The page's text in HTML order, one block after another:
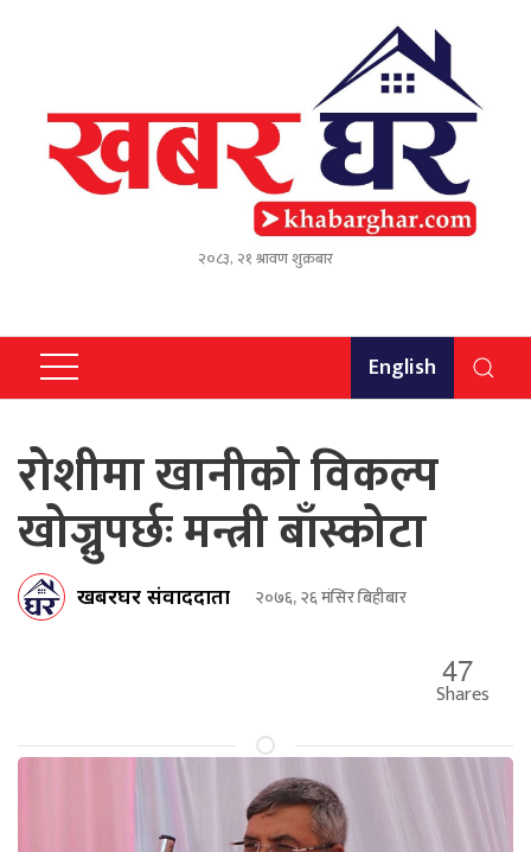
२०८३, २१ श्रावण शुक्रबार
English
रोशीमा खानीको विकल्प
खोज्नुपर्छः मन्त्री बाँस्कोटा
खबरघर संवाददाता २०७६, २६ मंसिर बिहीबार
47
Shares